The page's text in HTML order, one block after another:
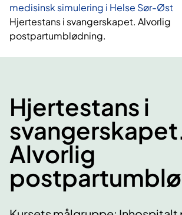
medisinsk simulering i Helse Sør-Øst
Hjertestans i svangerskapet. Alvorlig
postpartumblødning.
Hjertestans i
Alvorlig